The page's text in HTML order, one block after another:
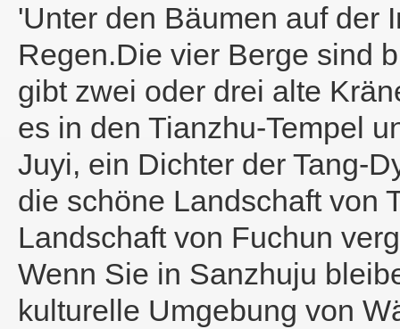
'Unter den Bäumen auf der
Regen.Die vier Berge sind
gibt zwei oder drei alte
es in den Tianzhu-Tempel
Juyi, ein Dichter der Tang-
die schöne Landschaft von
Landschaft von Fuchun
Wenn Sie in Sanzhuju
kulturelle Umgebung von